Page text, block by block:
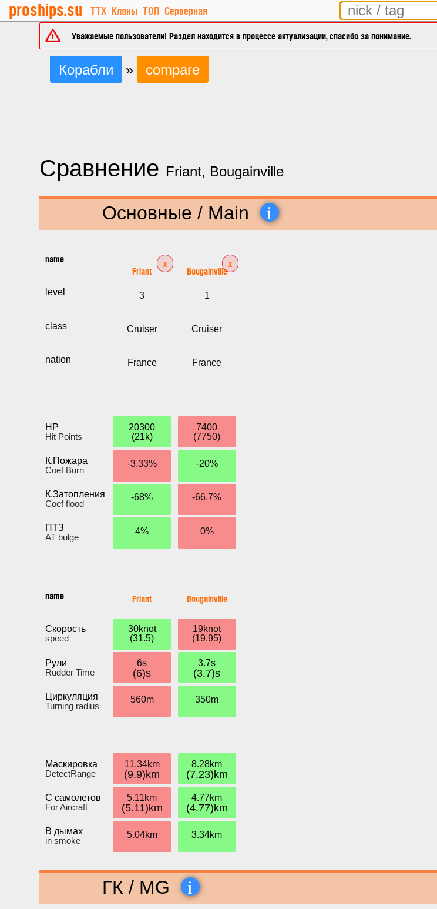
proships.su ТТХ Кланы ТОП Серверная
Уважаемые пользователи! Раздел находится в процессе актуализации, спасибо за понимание.
Корабли » compare
Сравнение Friant, Bougainville
Основные / Main i
name
level
class
nation
HP
Hit Points
К.Пожара
Coef Burn
К.Затопления
Coef flood
ПТЗ
AT bulge
name
Скорость
speed
Рули
Rudder Time
Циркуляция
Turning radius
Маскировка
DetectRange
С самолетов
For Aircraft
В дымах
in smoke
Friant
x
3
Cruiser
France
20300
(21k)
-3.33%
-68%
4%
Friant
30knot
(31.5)
6s
(6)s
560m
11.34km
(9.9)km
5.11km
(5.11)km
5.04km
Bougainville
x
1
Cruiser
France
7400
(7750)
-20%
-66.7%
0%
Bougainville
19knot
(19.95)
3.7s
(3.7)s
350m
8.28km
(7.23)km
4.77km
(4.77)km
3.34km
ГК / MG i